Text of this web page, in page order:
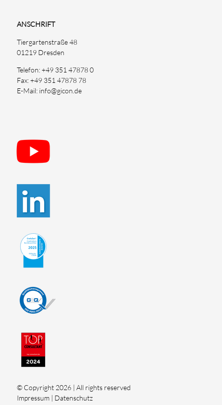
ANSCHRIFT
Tiergartenstraße 48
01219 Dresden
Telefon: +49 351 47878 0
Fax: +49 351 47878 78
E-Mail: info@gicon.de
© Copyright 2026 | All rights reserved
Impressum | Datenschutz